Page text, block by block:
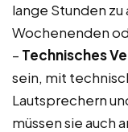
lange Stunden
Wochenenden
– Technisches
sein, mit
Lautsprechern
müssen sie auch